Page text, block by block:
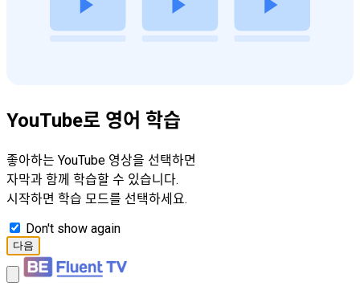
YouTube로 영어 학습
좋아하는 YouTube 영상을 선택하면
자막과 함께 학습할 수 있습니다.
시작하면 학습 모드를 선택하세요.
Don't show again
다음